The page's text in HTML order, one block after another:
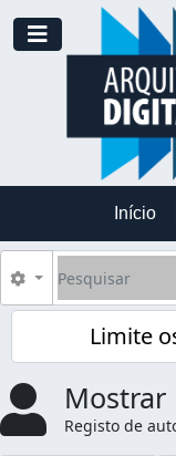
Skip to main content
Toggle
Início
Pesquisar
Opções de busca
Limite
Mostrar
Registo de